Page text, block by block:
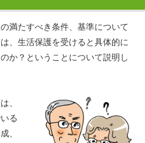
満たすべき条件、基準について
、生活保護を受けると具体的に
か？ということについて説明し
、
る
、